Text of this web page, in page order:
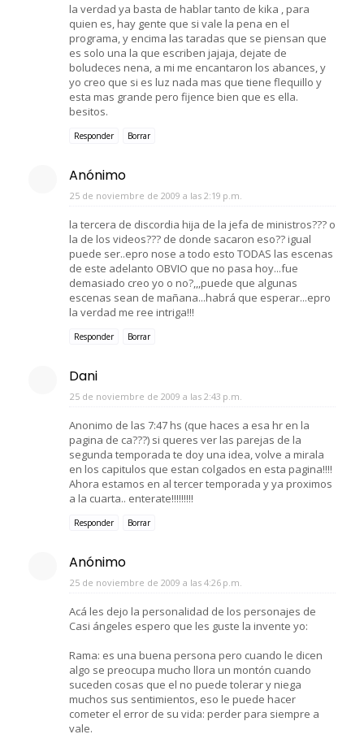
la verdad ya basta de hablar tanto de kika , para
quien es, hay gente que si vale la pena en el
programa, y encima las taradas que se piensan que
es solo una la que escriben jajaja, dejate de
boludeces nena, a mi me encantaron los abances, y
yo creo que si es luz nada mas que tiene flequillo y
esta mas grande pero fijence bien que es ella.
besitos.
Responder Borrar
Anónimo
25 de noviembre de 2009 a las 2:19 p.m.
la tercera de discordia hija de la jefa de ministros??? o
la de los videos??? de donde sacaron eso?? igual
puede ser..epro nose a todo esto TODAS las escenas
de este adelanto OBVIO que no pasa hoy...fue
demasiado creo yo o no?,,,puede que algunas
escenas sean de mañana...habrá que esperar...epro
la verdad me ree intriga!!!
Responder Borrar
Dani
25 de noviembre de 2009 a las 2:43 p.m.
Anonimo de las 7:47 hs (que haces a esa hr en la
pagina de ca???) si queres ver las parejas de la
segunda temporada te doy una idea, volve a mirala
en los capitulos que estan colgados en esta pagina!!!!
Ahora estamos en al tercer temporada y ya proximos
a la cuarta.. enterate!!!!!!!!!
Responder Borrar
Anónimo
25 de noviembre de 2009 a las 4:26 p.m.
Acá les dejo la personalidad de los personajes de
Casi ángeles espero que les guste la invente yo:
Rama: es una buena persona pero cuando le dicen
algo se preocupa mucho llora un montón cuando
suceden cosas que el no puede tolerar y niega
muchos sus sentimientos, eso le puede hacer
cometer el error de su vida: perder para siempre a
vale.